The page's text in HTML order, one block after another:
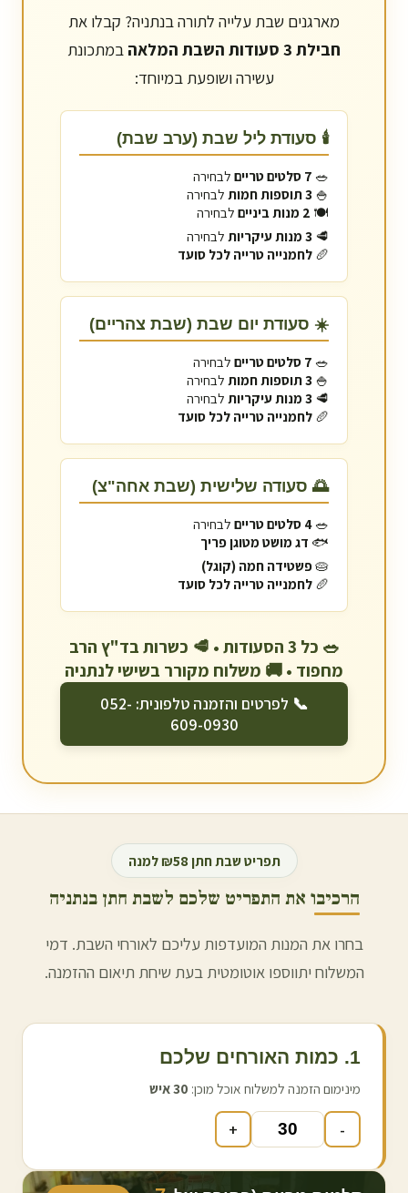
מארגנים שבת עלייה לתורה בנתניה? קבלו את
חבילת 3 סעודות השבת המלאה
במתכונת
עשירה ושופעת במיוחד:
🕯️ סעודת ליל שבת (ערב שבת)
🥗 7 סלטים טריים
לבחירה
🍚 3 תוספות חמות
לבחירה
🍽️ 2 מנות ביניים
לבחירה
🥩 3 מנות עיקריות
לבחירה
🥖 לחמנייה טרייה לכל סועד
☀️ סעודת יום שבת (שבת צהריים)
🥗 7 סלטים טריים
לבחירה
🍚 3 תוספות חמות
לבחירה
🥩 3 מנות עיקריות
לבחירה
🥖 לחמנייה טרייה לכל סועד
🌅 סעודה שלישית (שבת אחה"צ)
🥗 4 סלטים טריים
לבחירה
🐟 דג מושט מטוגן פריך
🥧פשטידה חמה (קוגל)
🥖 לחמנייה טרייה לכל סועד
🥗 כל 3 הסעודות • 🥩 כשרות בד"ץ הרב
מחפוד • 🚚 משלוח מקורר בשישי לנתניה
📞 לפרטים והזמנה טלפונית: 052-
609-0930
תפריט שבת חתן ₪58 למנה
הרכיבו את התפריט שלכם לשבת חתן בנתניה
בחרו את המנות המועדפות עליכם לאורחי השבת. דמי
המשלוח יתווספו אוטומטית בעת שיחת תיאום ההזמנה.
1. כמות האורחים שלכם
מינימום הזמנה למשלוח אוכל מוכן: 30איש
-
+